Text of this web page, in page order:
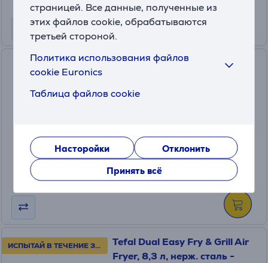
страницей. Все данные, полученные из
этих файлов cookie, обрабатываются
третьей стороной.
Политика использования файлов
cookie Euronics
Таблица файлов cookie
Насторойки
Отклонить
Принять всё
Ninja Double Stack XL 9,5 л,
SL400EU
Цена:
269.99 €
10 месяцев 29 €
ИСПЫТАЙ В ТЕЧЕНИЕ 30 ДНЕЙ!
Tefal Dual Easy Fry & Grill Air
Fryer, 8,3 л, нерж. сталь -